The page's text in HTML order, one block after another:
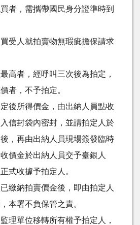
者，需攜帶國民身分證準時到
買受人就拍賣物無瑕疵擔保請求
高者，經呼叫三次後為拍定，
者，不予拍定。
定後所得價金，由出納人員點收
信封袋內密封，並請拍定人於
，再由出納人員現場簽發臨時
價金於出納人員交予臺銀人
式收據予拍定人。
繳納拍賣價金後，即由拍定人
本署不負保管之責。
理單位移轉所有權予拍定人，